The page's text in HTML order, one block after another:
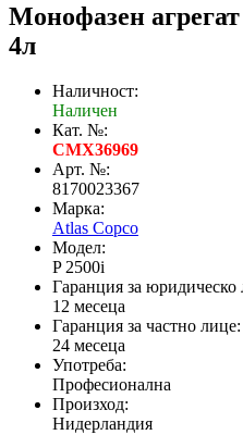
Монофазен
4л
Наличност:
Наличен
Кат. №:
CMX36969
Арт. №:
8170023367
Марка:
Atlas Copco
Модел:
P 2500i
Гаранция за юридическо
12 месеца
Гаранция за частно лице:
24 месеца
Употреба:
Професионална
Произход:
Нидерландия